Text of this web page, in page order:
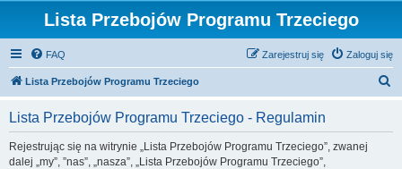
Lista Przebojów Programu Trzeciego
FAQ Zaloguj się
Zarejestruj się
Lista Przebojów Programu Trzeciego
Lista Przebojów Programu Trzeciego - Regulamin
Rejestrując się na witrynie „Lista Przebojów Programu Trzeciego”, zwanej
dalej „my”, ”nas”, „nasza”, „Lista Przebojów Programu Trzeciego”,